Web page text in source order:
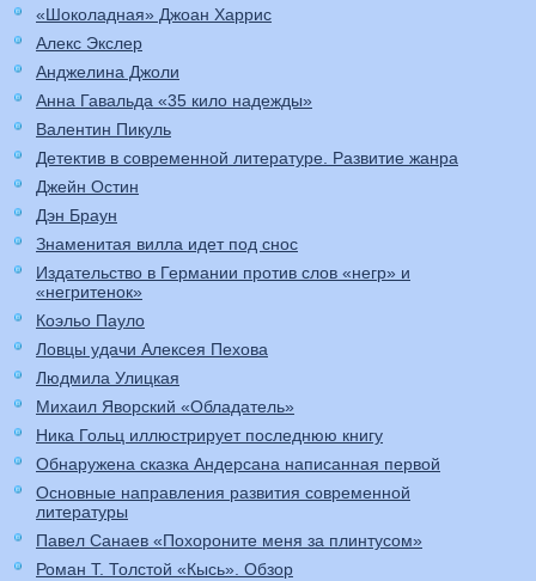
«Шоколадная» Джоан Харрис
Алекс Экслер
Анджелина Джоли
Анна Гавальда «35 кило надежды»
Валентин Пикуль
Детектив в современной литературе. Развитие жанра
Джейн Остин
Дэн Браун
Знаменитая вилла идет под снос
Издательство в Германии против слов «негр» и
«негритенок»
Коэльо Пауло
Ловцы удачи Алексея Пехова
Людмила Улицкая
Михаил Яворский «Обладатель»
Ника Гольц иллюстрирует последнюю книгу
Обнаружена сказка Андерсана написанная первой
Основные направления развития современной
литературы
Павел Санаев «Похороните меня за плинтусом»
Роман Т. Толстой «Кысь». Обзор